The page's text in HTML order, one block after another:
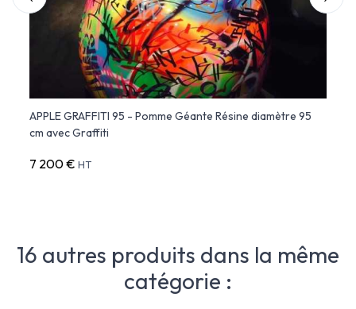
APPLE GRAFFITI 95 - Pomme Géante Résine diamètre 95
cm avec Graffiti
7 200 € HT
16 autres produits dans la même
catégorie :